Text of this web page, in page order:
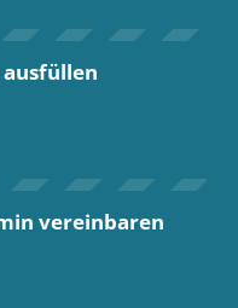
vereinbaren